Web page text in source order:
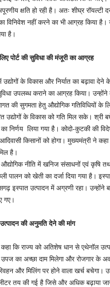
क्षति हो रही है। अतः शीघ्र
विनिवेश नहीं करने का भी आग्रह किया
है।
पोर्ट की सुविधा की मंजूरी का आग्रह
के विकास और निर्यात का बढ़ावा देने
सुविधा उपलब्ध कराने का आग्रह किया।
की सुगमता हेतु औद्योगिक गतिविधियों के
उद्योगों के विकास को गति मिल सके। श्री
निर्णय लिया गया है। कोदो-कुटकी की
किसानों को होगा। मुख्यमंत्री ने
है।
नीति में खनिज संसाधनों एवं कृषि
पालन को खेती का दर्जा दिया गया है।
इस्पात उत्पादन में अग्रणी रहा। उन्होंने
गए।
की अनुमति देने की मांग
कि राज्य को अतिशेष धान से एथेनॉल
उपज का अच्छा दाम मिलेगा और रोजगार
और मिलिंग पर होने वाला खर्च बचेगा।
तय की गई है जिसे और अधिक बढ़ाया